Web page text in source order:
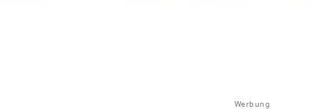
Werbung